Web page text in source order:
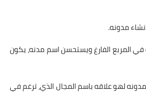
مدونه.
المربع الفارغ ويستحسن اسم مدنه، يكون
لهو علاقه باسم المجال الذي، ترغم في